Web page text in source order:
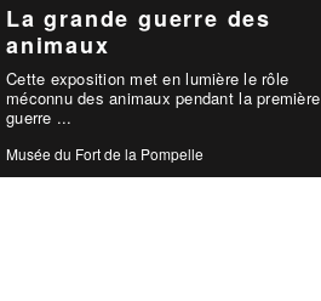
La grande guerre des
animaux
Cette exposition met en lumière le rôle
méconnu des animaux pendant la première
guerre ...
Musée du Fort de la Pompelle